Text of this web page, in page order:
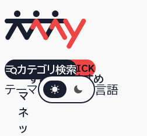
すべておすすめ
テーマダークモード言語
カテゴリ検索
EDITOR'S PICK
マ
ネ
ッ